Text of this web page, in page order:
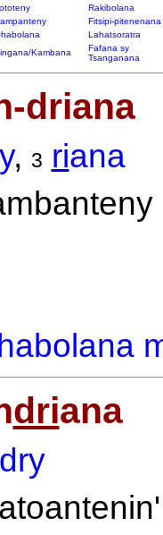
Rakibolana
Fitsipi-pitenenana
Lahatsoratra
Kambana
Fafana sy
Tsanganana
driana
, 3 riana
driana